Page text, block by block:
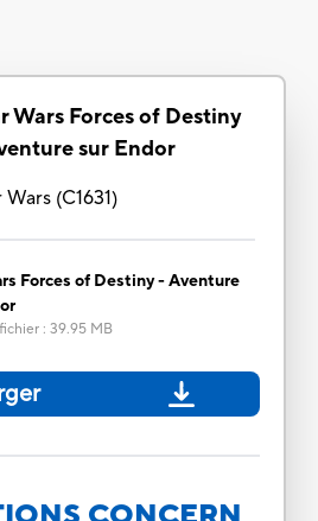
Wars Forces of Destiny
sur Endor
Wars(C1631)
Forces of Destiny - Aventure
: 39.95 MB